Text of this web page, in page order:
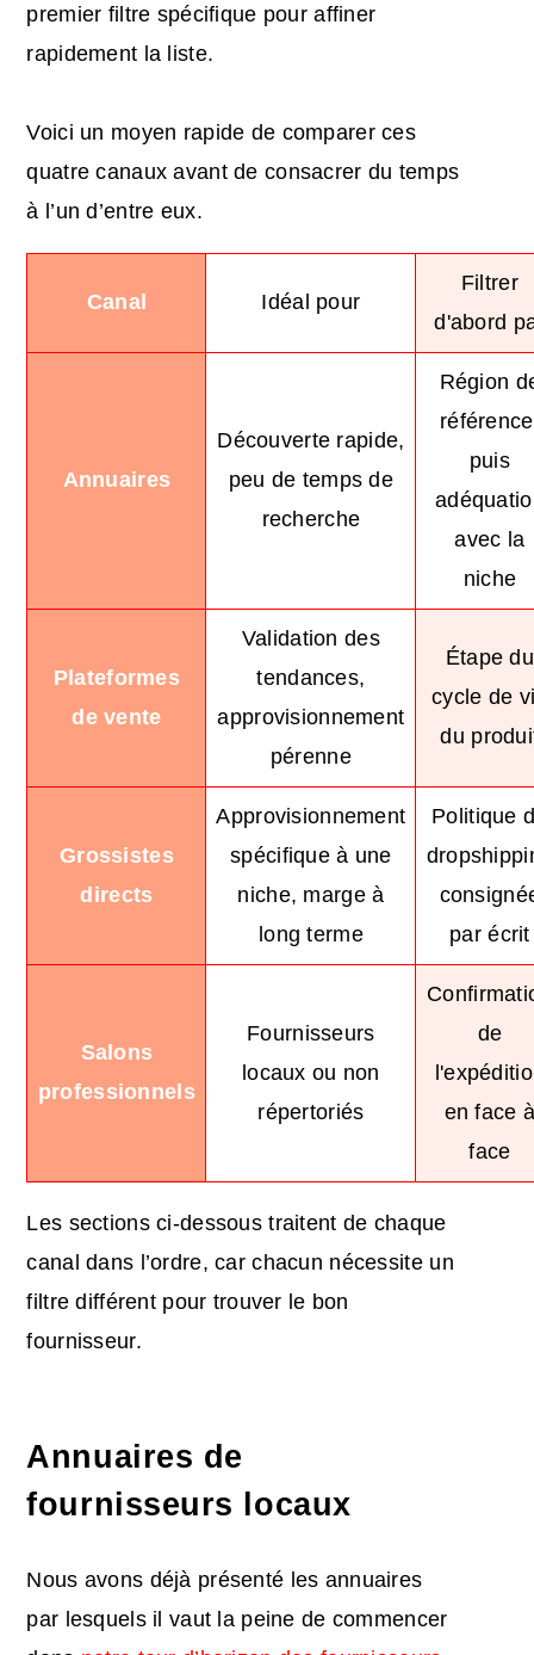
premier filtre spécifique pour affiner
rapidement la liste.
Voici un moyen rapide de comparer ces
quatre canaux avant de consacrer du temps
à l’un d’entre eux.
Canal Idéal pour
Filtrer
d'abord
Annuaires
Découverte rapide,
peu de temps de
recherche
Région
puis
avec la
niche
Plateformes
de vente
Validation des
tendances,
approvisionnement
pérenne
Étape du
cycle de
du
Grossistes
directs
Approvisionnement
spécifique à une
niche, marge à
long terme
Politique
par écrit
Salons
professionnels
Fournisseurs
locaux ou non
répertoriés
de
en face
face
Les sections ci-dessous traitent de chaque
canal dans l’ordre, car chacun nécessite un
filtre différent pour trouver le bon
fournisseur.
Annuaires de
fournisseurs locaux
Nous avons déjà présenté les annuaires
par lesquels il vaut la peine de commencer